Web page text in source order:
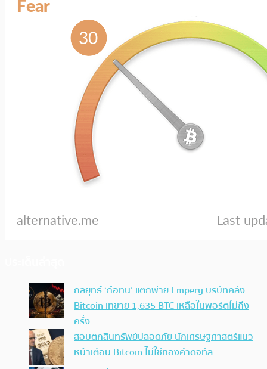
กลยุทธ์ ‘ถือทน’ แตกพ่าย Empery บริษัทคลัง
Bitcoin เทขาย 1,635 BTC เหลือในพอร์ตไม่ถึง
ครึ่ง
สอบตกสินทรัพย์ปลอดภัย นักเศรษฐศาสตร์แนว
หน้าเตือน Bitcoin ไม่ใช่ทองคำดิจิทัล